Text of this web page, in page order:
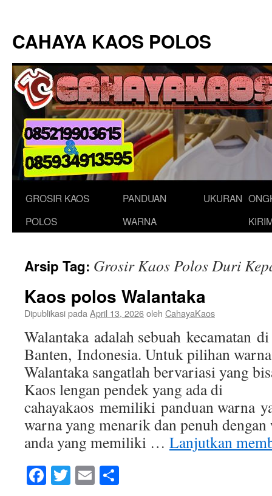
isi
CAHAYA KAOS POLOS
GROSIR KAOS
POLOS
PANDUAN
WARNA
UKURAN
Arsip Tag: Grosir Kaos Polos Duri
Kaos polos Walantaka
Dipublikasi pada April 13, 2026oleh CahayaKaos
Walantaka adalah sebuah kecamatan
Banten, Indonesia. Untuk pilihan
Walantaka sangatlah bervariasi yang
Kaos lengan pendek yang ada di
cahayakaos memiliki panduan warna
warna yang menarik dan penuh
anda yang memiliki … Lanjutkan
Facebook
Twitter
Email